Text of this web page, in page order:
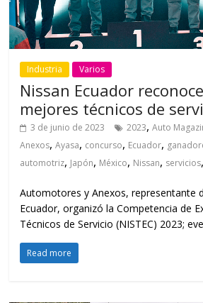
Industria Varios
Nissan Ecuador
mejores técnicos de
3 de junio de 2023 2023,Auto
Anexos,Ayasa, concurso, Ecuador,
automotriz, Japón, México, Nissan, servicios
Automotores y Anexos, representante
Ecuador, organizó la Competencia de
Técnicos de Servicio (NISTEC) 2023;
Read more